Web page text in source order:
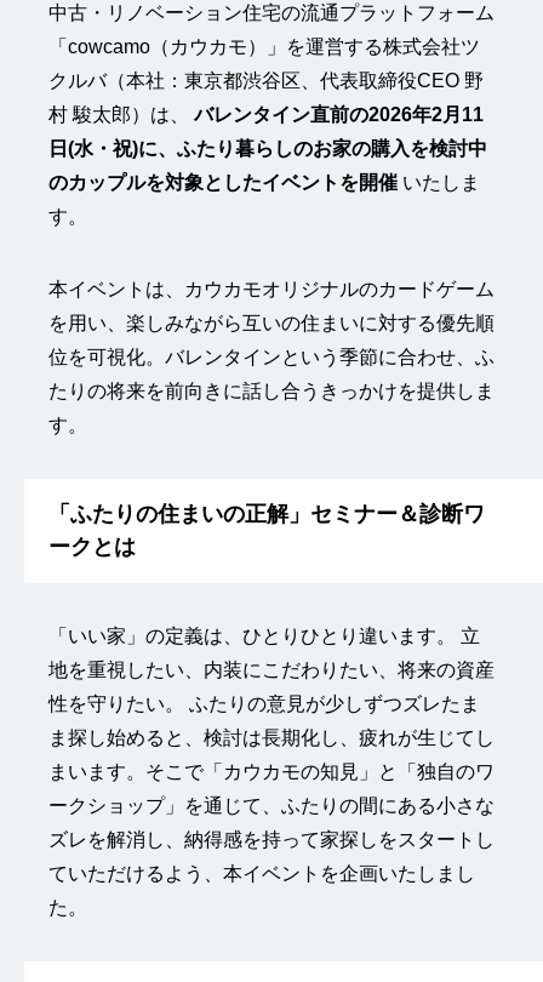
中古・リノベーション住宅の流通プラットフォーム
「cowcamo（カウカモ）」を運営する株式会社ツ
クルバ（本社：東京都渋谷区、代表取締役CEO 野
村 駿太郎）は、バレンタイン直前の2026年2月11
日(水・祝)に、ふたり暮らしのお家の購入を検討中
のカップルを対象としたイベントを開催 いたしま
す。
本イベントは、カウカモオリジナルのカードゲーム
を用い、楽しみながら互いの住まいに対する優先順
位を可視化。バレンタインという季節に合わせ、ふ
たりの将来を前向きに話し合うきっかけを提供しま
す。
「ふたりの住まいの正解」セミナー＆診断ワ
ークとは
「いい家」の定義は、ひとりひとり違います。 立
地を重視したい、内装にこだわりたい、将来の資産
性を守りたい。 ふたりの意見が少しずつズレたま
ま探し始めると、検討は長期化し、疲れが生じてし
まいます。そこで「カウカモの知見」と「独自のワ
ークショップ」を通じて、ふたりの間にある小さな
ズレを解消し、納得感を持って家探しをスタートし
ていただけるよう、本イベントを企画いたしまし
た。